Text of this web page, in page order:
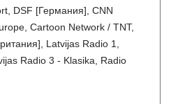
DSF [Германия], CNN
Cartoon Network / TNT,
Latvijas Radio 1,
Radio 3 - Klasika, Radio